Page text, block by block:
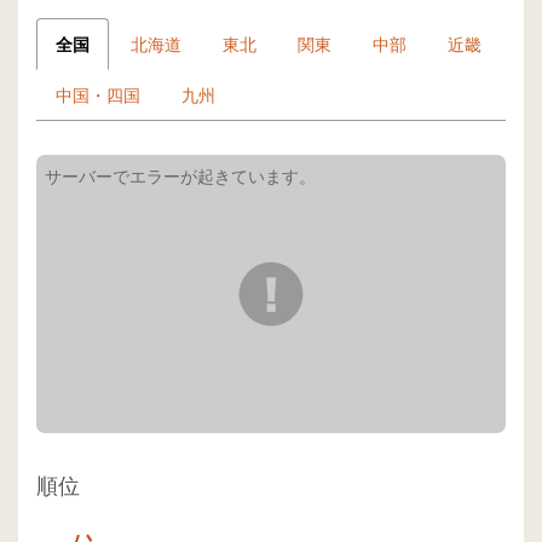
全国 北海道 東北 関東 中部 近畿
中国・四国 九州
順位